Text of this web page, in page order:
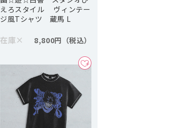
えろスタイル ヴィンテー
ジ風Tシャツ 蔵馬 L
在庫× 8,800円